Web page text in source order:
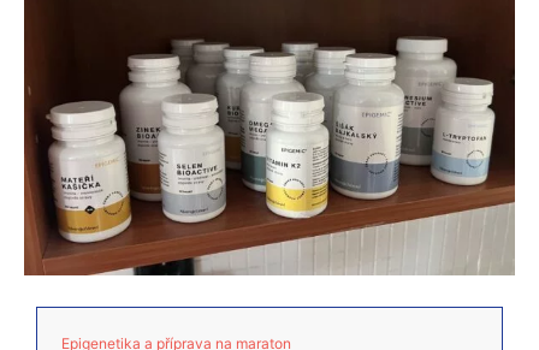
Epigenetika a příprava na maraton